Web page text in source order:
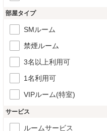
部屋タイプ
SMルーム
禁煙ルーム
3名以上利用可
1名利用可
VIPルーム(特室)
サービス
ルームサービス